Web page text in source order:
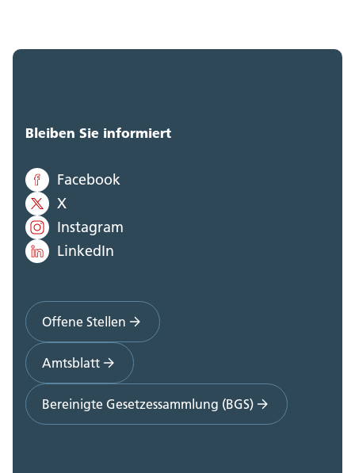
Bleiben Sie informiert
Facebook
X
Instagram
LinkedIn
Offene Stellen
Amtsblatt
Bereinigte Gesetzessammlung (BGS)